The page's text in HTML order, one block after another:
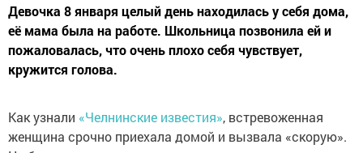
Девочка 8 января целый день находилась у себя дома,
её мама была на работе. Школьница позвонила ей и
пожаловалась, что очень плохо себя чувствует,
кружится голова.
Как узнали «Челнинские известия», встревоженная
женщина срочно приехала домой и вызвала «скорую».